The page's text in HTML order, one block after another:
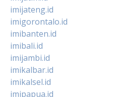
imijateng.id
imigorontalo.id
imibanten.id
imibali.id
imijambi.id
imikalbar.id
imikalsel.id
imipapua.id